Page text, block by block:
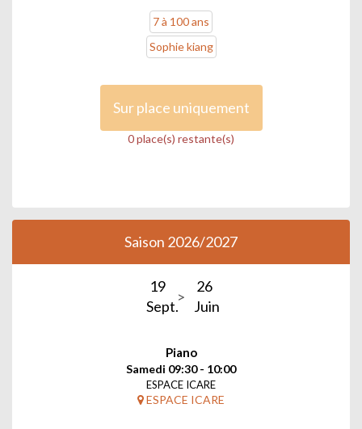
7 à 100 ans
Sophie kiang
Sur place uniquement
0 place(s) restante(s)
Saison 2026/2027
19
Sept.
26
Juin
Piano
Samedi 09:30 - 10:00
ESPACE ICARE
ESPACE ICARE